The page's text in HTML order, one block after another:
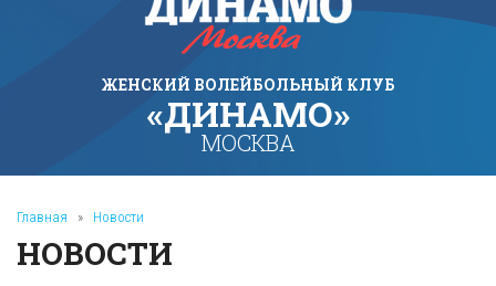
ЖЕНСКИЙ ВОЛЕЙБОЛЬНЫЙ КЛУБ
«ДИНАМО»
МОСКВА
Главная » Новости
НОВОСТИ